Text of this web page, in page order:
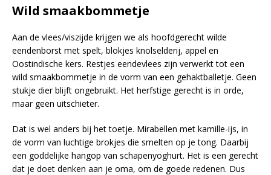
Wild smaakbommetje
Aan de vlees/viszijde krijgen we als hoofdgerecht wilde
eendenborst met spelt, blokjes knolselderij, appel en
Oostindische kers. Restjes eendevlees zijn verwerkt tot een
wild smaakbommetje in de vorm van een gehaktballetje. Geen
stukje dier blijft ongebruikt. Het herfstige gerecht is in orde,
maar geen uitschieter.
Dat is wel anders bij het toetje. Mirabellen met kamille-ijs, in
de vorm van luchtige brokjes die smelten op je tong. Daarbij
een goddelijke hangop van schapenyoghurt. Het is een gerecht
dat je doet denken aan je oma, om de goede redenen. Dus